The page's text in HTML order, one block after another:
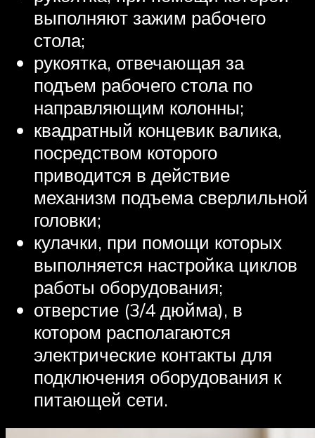
выполняют зажим рабочего
стола;
рукоятка, отвечающая за
подъем рабочего стола по
направляющим колонны;
квадратный концевик валика,
посредством которого
приводится в действие
механизм подъема сверлильной
головки;
кулачки, при помощи которых
выполняется настройка циклов
работы оборудования;
отверстие (3/4 дюйма), в
котором располагаются
электрические контакты для
подключения оборудования к
питающей сети.